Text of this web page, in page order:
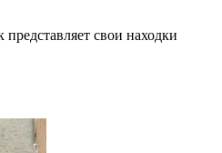
свои находки